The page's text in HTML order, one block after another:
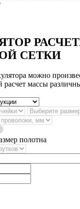
СЕТКИ
можно
расчет массы
полотна